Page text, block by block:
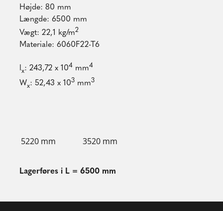
Højde: 80 mm
Længde: 6500 mm
Vægt: 22,1 kg/m2
Materiale: 6060F22-T6
lx: 243,72 x 104mm4
Wx: 52,43 x 103mm3
5220 mm 3520 mm
Lagerføres i L = 6500 mm